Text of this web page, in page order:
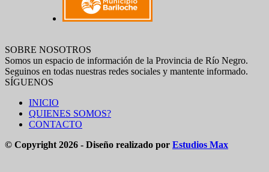
SOBRE NOSOTROS
Somos un espacio de información de la Provincia de Río Negro.
Seguinos en todas nuestras redes sociales y mantente informado.
SÍGUENOS
INICIO
QUIENES SOMOS?
CONTACTO
© Copyright 2026 - Diseño realizado por Estudios Max